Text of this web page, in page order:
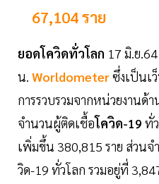
67,104 ราย
ยอดโควิดทั่วโลก 17 มิ.ย
น. Worldometerซึ่งเป็นเ
การรวบรวมจากหน่วยงานด้
จำนวนผู้ติดเชื้อโควิด-19 ทั่
เพิ่มขึ้น 380,815 ราย ส่วนจ
วิด-19 ทั่วโลก รวมอยู่ที่